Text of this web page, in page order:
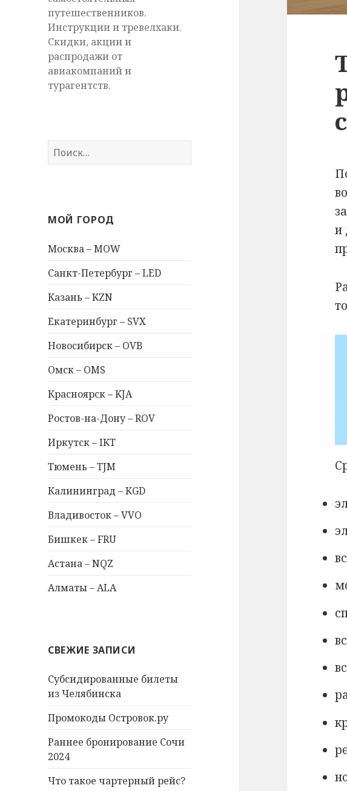
путешественников.
Инструкции и тревелхаки.
Скидки, акции и
распродажи от
авиакомпаний и
турагентств.
Найти:
МОЙ ГОРОД
Москва – MOW
Санкт-Петербург – LED
Казань – KZN
Екатеринбург – SVX
Новосибирск – OVB
Омск – OMS
Красноярск – KJA
Ростов-на-Дону – ROV
Иркутск – IKT
Тюмень – TJM
Калининград – KGD
Владивосток – VVO
Бишкек – FRU
Астана – NQZ
Алматы – ALA
СВЕЖИЕ ЗАПИСИ
Субсидированные билеты
из Челябинска
Промокоды Островок.ру
Раннее бронирование Сочи
2024
Что такое чартерный рейс?
и